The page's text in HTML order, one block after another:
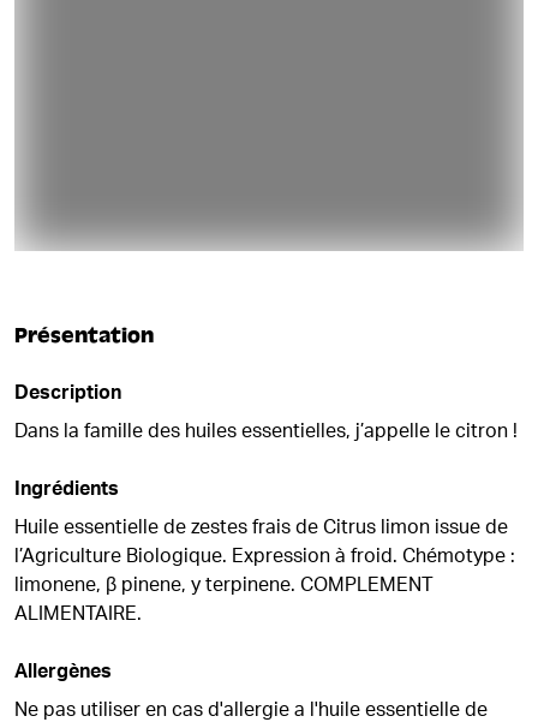
Présentation
Description
Dans la famille des huiles essentielles, j’appelle le citron !
Ingrédients
Huile essentielle de zestes frais de Citrus limon issue de
l’Agriculture Biologique. Expression à froid. Chémotype :
limonene, β pinene, y terpinene. COMPLEMENT
ALIMENTAIRE.
Allergènes
Ne pas utiliser en cas d'allergie a l'huile essentielle de